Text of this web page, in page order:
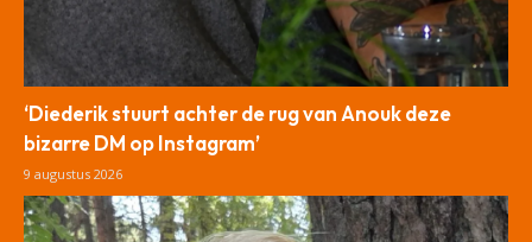
‘Diederik stuurt achter de rug van Anouk deze
bizarre DM op Instagram’
9 augustus 2026